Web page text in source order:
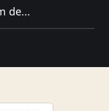
de...